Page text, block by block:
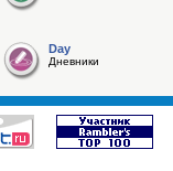
Day
Дневники